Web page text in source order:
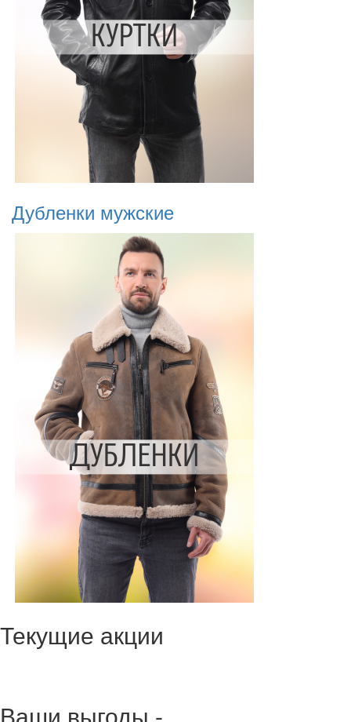
Дубленки мужские
Текущие акции